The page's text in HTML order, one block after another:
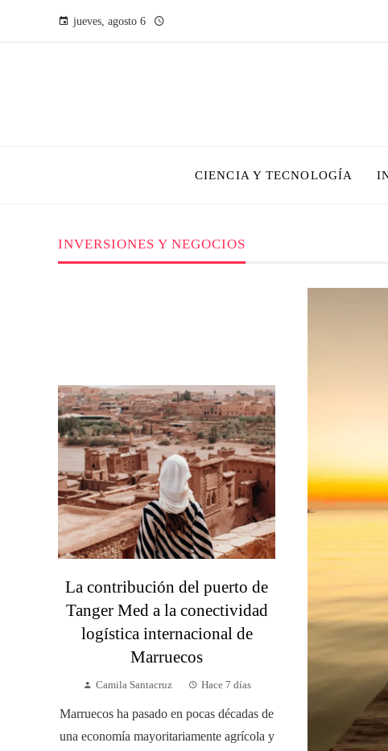
jueves, agosto 6
CIENCIA Y TECNOLOGÍA
INVERSIONES Y NEGOCIOS
La contribución del puerto de
Tanger Med a la conectividad
logística internacional de
Marruecos
Camila Santacruz Hace 7 días
Marruecos ha pasado en pocas décadas de
una economía mayoritariamente agrícola y